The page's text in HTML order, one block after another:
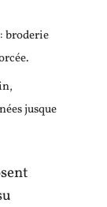
: broderie
jusque